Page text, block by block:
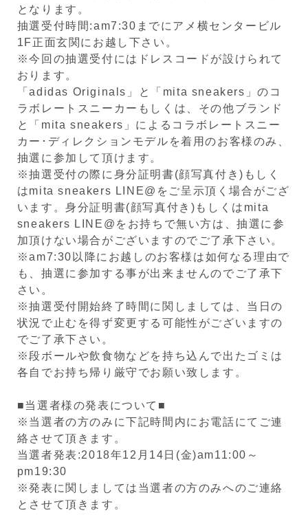
となります。
抽選受付時間:am7:30までにアメ横センタービル
1F正面玄関にお越し下さい。
※今回の抽選受付にはドレスコードが設けられて
おります。
「adidas Originals」と「mita sneakers」のコ
ラボレートスニーカーもしくは、その他ブランド
と「mita sneakers」によるコラボレートスニー
カー･ディレクションモデルを着用のお客様のみ、
抽選に参加して頂けます。
※抽選受付の際に身分証明書(顔写真付き)もしく
はmita sneakers LINE@をご呈示頂く場合がござ
います。身分証明書(顔写真付き)もしくはmita
sneakers LINE@をお持ちで無い方は、抽選に参
加頂けない場合がございますのでご了承下さい。
※am7:30以降にお越しのお客様は如何なる理由で
も、抽選に参加する事が出来ませんのでご了承下
さい。
※抽選受付開始終了時間に関しましては、当日の
状況で止むを得ず変更する可能性がございますの
でご了承下さい。
※段ボールや飲食物などを持ち込んで出たゴミは
各自でお持ち帰り厳守でお願い致します。
■当選者様の発表について■
※当選者の方のみに下記時間内にお電話にてご連
絡させて頂きます。
当選者発表:2018年12月14日(金)am11:00～
pm19:30
※発表に関しましては当選者の方のみへのご連絡
とさせて頂きます。